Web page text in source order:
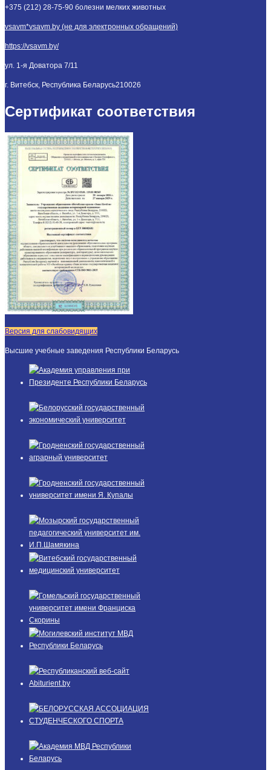
+375 (212) 28-75-90 болезни мелких животных
vsavm*vsavm.by (не для электронных обращений)
https://vsavm.by/
ул. 1-я Доватора 7/11
г. Витебск, Республика Беларусь210026
Сертификат соответствия
Версия для слабовидящих
Высшие учебные заведения Республики Беларусь